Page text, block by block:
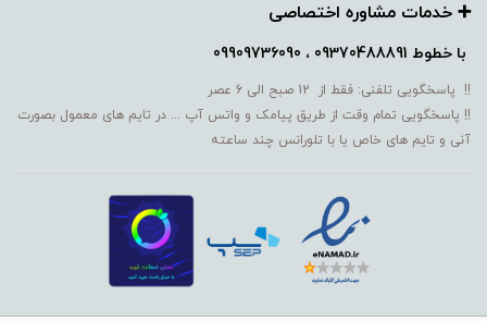
➕️ خدمات مشاوره اختصاصی
با خطوط 09370488891 ، 09909736090
!! پاسخگویی تلفنی: فقط از 12 صبح الی 6 عصر
!! پاسخگویی تمام وقت از طریق پیامک و واتس آپ ... در تایم های معمول بصورت
آنی و تایم های خاص یا با تلورانس چند ساعته